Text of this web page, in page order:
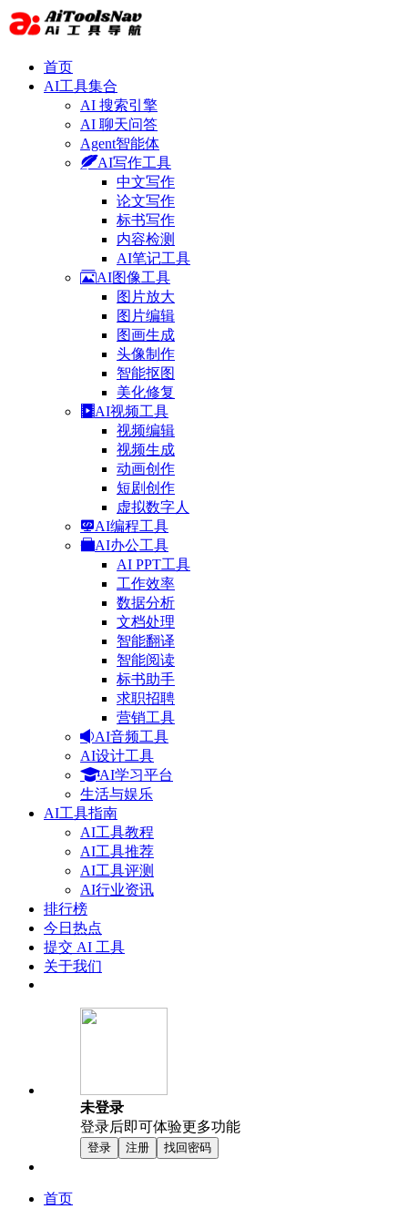
首页
AI工具集合
AI 搜索引擎
AI 聊天问答
Agent智能体
AI写作工具
中文写作
论文写作
标书写作
内容检测
AI笔记工具
AI图像工具
图片放大
图片编辑
图画生成
头像制作
智能抠图
美化修复
AI视频工具
视频编辑
视频生成
动画创作
短剧创作
虚拟数字人
AI编程工具
AI办公工具
AI PPT工具
工作效率
数据分析
文档处理
智能翻译
智能阅读
标书助手
求职招聘
营销工具
AI音频工具
AI设计工具
AI学习平台
生活与娱乐
AI工具指南
AI工具教程
AI工具推荐
AI工具评测
AI行业资讯
排行榜
今日热点
提交 AI 工具
关于我们
未登录
登录后即可体验更多功能
登录 注册 找回密码
首页